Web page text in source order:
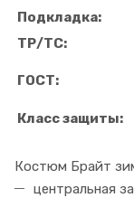
Подкладка:
ТР/ТС:
ГОСТ:
Класс защиты:
Костюм Брайт
центральная